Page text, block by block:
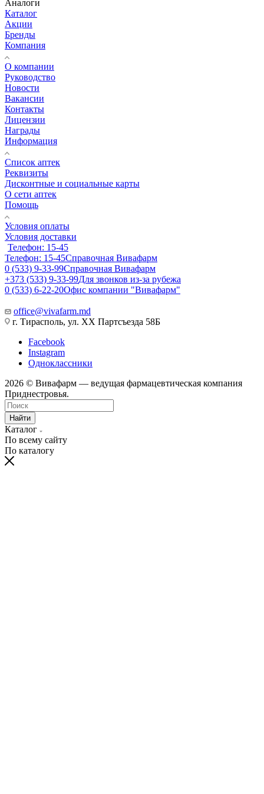
Аналоги
Каталог
Акции
Бренды
Компания
О компании
Руководство
Новости
Вакансии
Контакты
Лицензии
Награды
Информация
Список аптек
Реквизиты
Дисконтные и социальные карты
О сети аптек
Помощь
Условия оплаты
Условия доставки
Телефон: 15-45
Телефон: 15-45Справочная Вивафарм
0 (533) 9-33-99Справочная Вивафарм
+373 (533) 9-33-99Для звонков из-за рубежа
0 (533) 6-22-20Офис компании "Вивафарм"
office@vivafarm.md
г. Тирасполь, ул. ХХ Партсъезда 58Б
Facebook
Instagram
Одноклассники
2026 © Вивафарм — ведущая фармацевтическая компания
Приднестровья.
Найти
Каталог
По всему сайту
По каталогу